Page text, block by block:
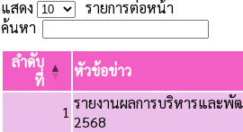
แสดง
รายการต่อหน้า
ค้นหา
ลำดับ
ที่
หัวข้อข่าว
1 รายงานผลการบริหารและ
2568